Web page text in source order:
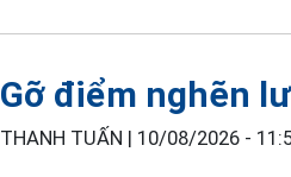
Gỡ điểm nghẽn
THANH TUẤN | 10/08/2026 -